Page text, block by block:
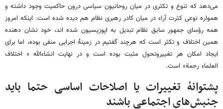
می‌دهد که تنوع و تکثری در میان روحانیون سیاسی درون حاکمیت وجود داشته و
همواره نوعی کثرت آراء در میان کادر رهبری نظام هم دیده شده است. اینکه امروز
همه رؤسای جمهور سابق نظام تبدیل به اپوزیسیون شده اند، خود نشان دهنده
همین اختلاف و تکثر است که هرچند گفتیم در زمینهٔ اجرایی منفی بوده، اما برای
ایجاد امکان هر تغییروتحول مثبت بوده است و در نهایت انشاءالله « اختلاف
العلماء رحمة» است.
پشتوانهٔ تغییرات یا اصلاحات اساسی حتما باید
جنبش‌های اجتماعی باشند